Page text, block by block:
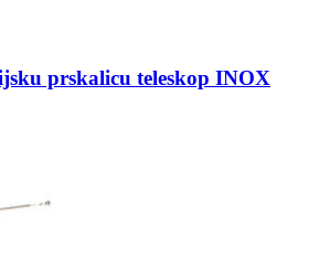
prskalicu teleskop INOX